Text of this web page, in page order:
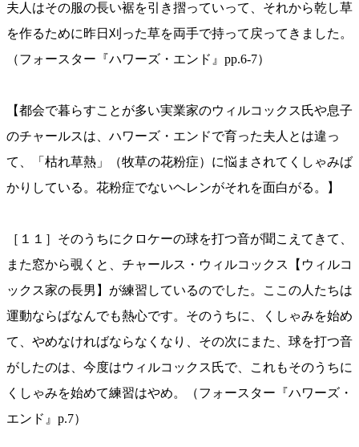
夫人はその服の長い裾を引き摺っていって、それから乾し草
を作るために昨日刈った草を両手で持って戻ってきました。
（フォースター『ハワーズ・エンド』pp.6-7）
【都会で暮らすことが多い実業家のウィルコックス氏や息子
のチャールスは、ハワーズ・エンドで育った夫人とは違っ
て、「枯れ草熱」（牧草の花粉症）に悩まされてくしゃみば
かりしている。花粉症でないヘレンがそれを面白がる。】
［１１］そのうちにクロケーの球を打つ音が聞こえてきて、
また窓から覗くと、チャールス・ウィルコックス【ウィルコ
ックス家の長男】が練習しているのでした。ここの人たちは
運動ならばなんでも熱心です。そのうちに、くしゃみを始め
て、やめなければならなくなり、その次にまた、球を打つ音
がしたのは、今度はウィルコックス氏で、これもそのうちに
くしゃみを始めて練習はやめ。（フォースター『ハワーズ・
エンド』p.7）